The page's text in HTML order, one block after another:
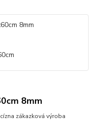
8mm
zákazková výroba